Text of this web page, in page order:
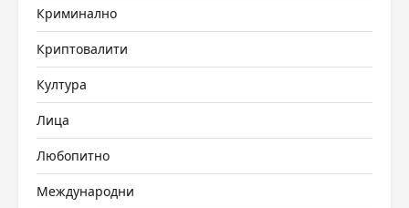
Криминално
Криптовалити
Култура
Лица
Любопитно
Международни